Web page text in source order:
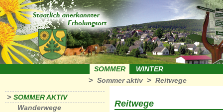
SOMMER WINTER
> Sommer aktiv > Reitwege
> SOMMER AKTIV
Wanderwege
Reitwege